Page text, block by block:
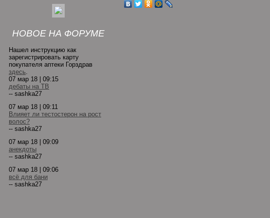
НОВОЕ НА ФОРУМЕ
Нашел инструкцию как
зарегистрировать карту
покупателя аптеки Горздрав
здесь.
07 мар 18 | 09:15
дебаты на ТВ
-- sashka27
07 мар 18 | 09:11
Влияет ли тестостерон на рост
волос?
-- sashka27
07 мар 18 | 09:09
анекдоты
-- sashka27
07 мар 18 | 09:06
всё для бани
-- sashka27